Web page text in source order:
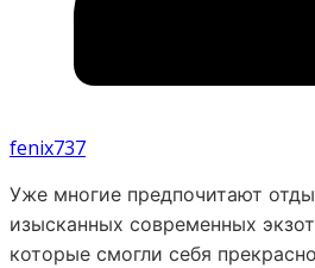
fenix737
Уже многие предпочитают
изысканных современных
которые смогли себя